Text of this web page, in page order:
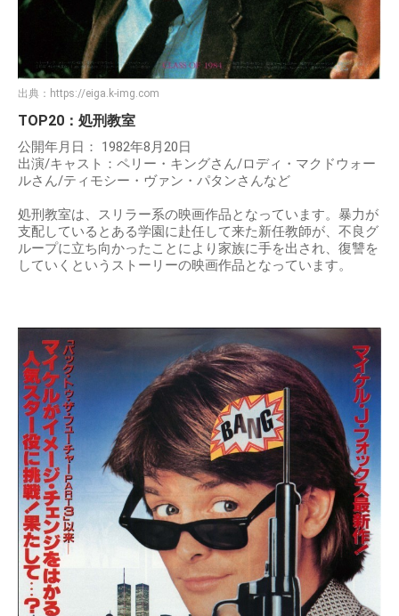
出典： https://eiga.k-img.com
TOP20：処刑教室
公開年月日： 1982年8月20日
出演/キャスト：ペリー・キングさん/ロディ・マクドウォー
ルさん/ティモシー・ヴァン・パタンさんなど
処刑教室は、スリラー系の映画作品となっています。暴力が
支配しているとある学園に赴任して来た新任教師が、不良グ
ループに立ち向かったことにより家族に手を出され、復讐を
していくというストーリーの映画作品となっています。